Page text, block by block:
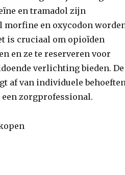
en tramadol zijn
en oxycodon
is cruciaal om opioïden
en ze te reserveren voor
verlichting bieden. De
af van individuele
een zorgprofessional.